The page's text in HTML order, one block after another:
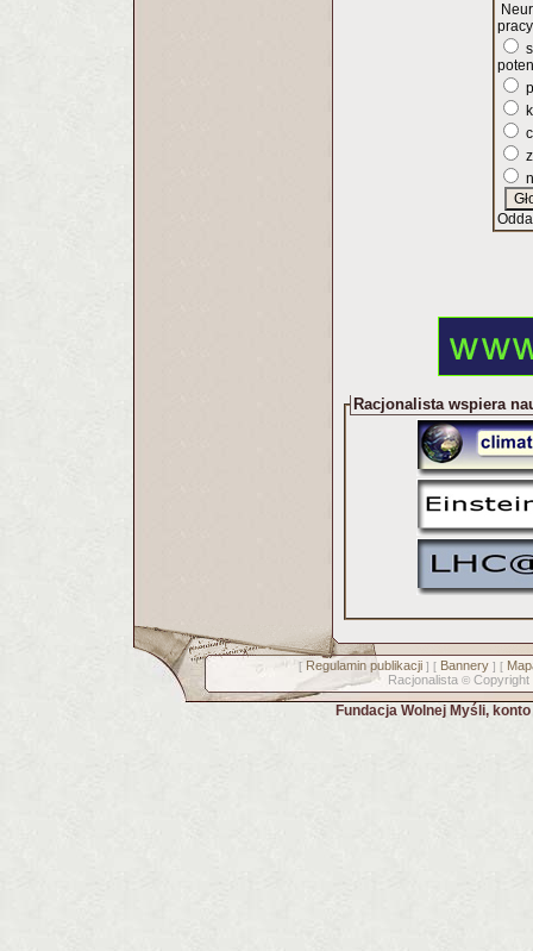
Racjonalista wspiera
[ Regulamin publikacji] [ Bannery] [
Racjonalista © Copyright
Fundacja Wolnej Myśli,